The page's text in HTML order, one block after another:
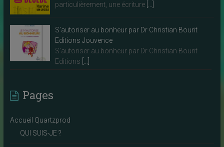
particulièrement, une écriture
S’autoriser au bonheur par Dr Christian Bourit
Editions Jouvence
S’autoriser au bonheur par Dr Christian Bourit
Editions
Pages
Accueil Quartzprod
QUI SUIS-JE ?